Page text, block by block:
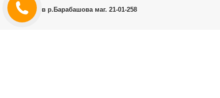
г.Харьков р.Барабашова маг. 21-01-258